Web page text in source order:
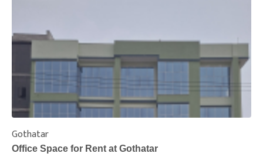
Gothatar
Office Space for Rent at Gothatar